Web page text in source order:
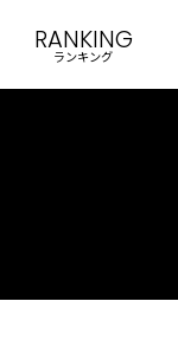
RANKING
ランキング